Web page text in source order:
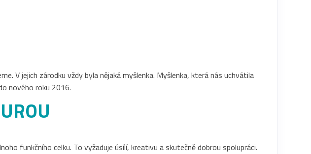
V jejich zárodku vždy byla nějaká myšlenka. Myšlenka, která nás uchvátila
nového roku 2016.
funkčního celku. To vyžaduje úsílí, kreativu a skutečně dobrou spolupráci.